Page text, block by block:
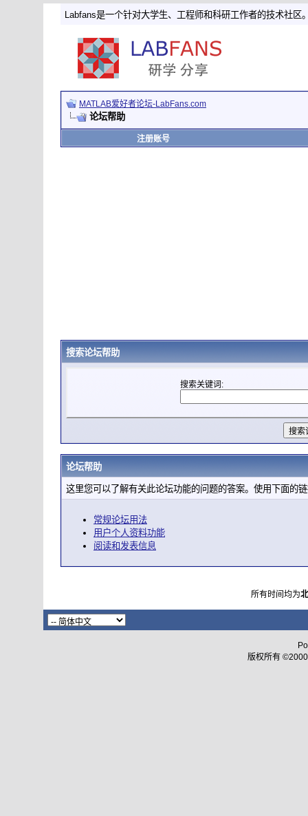
Labfans是一个针对大学生、工程师和科研工作者的技术社区
MATLAB爱好者论坛-LabFans.com
论坛帮助
注册账号
搜索论坛帮助
搜索关键词:
论坛帮助
这里您可以了解有关此论坛功能的问题的答案。使用下面的
常规论坛用法
用户个人资料功能
阅读和发表信息
所有时间均为
版权所有